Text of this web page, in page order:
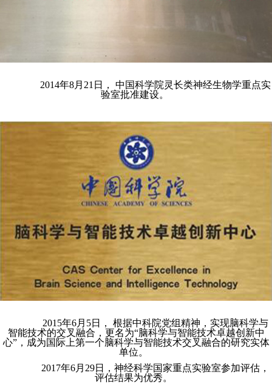
2014年8月21日， 中国科学院灵长类神经生物学重点实
验室批准建设。
2015年6月5日， 根据中科院党组精神，实现脑科学与
智能技术的交叉融合，更名为“脑科学与智能技术卓越创新中
心”， 成为国际上第一个脑科学与智能技术交叉融合的研究实体
单位。
2017年6月29日，神经科学国家重点实验室参加评估，
评估结果为优秀。